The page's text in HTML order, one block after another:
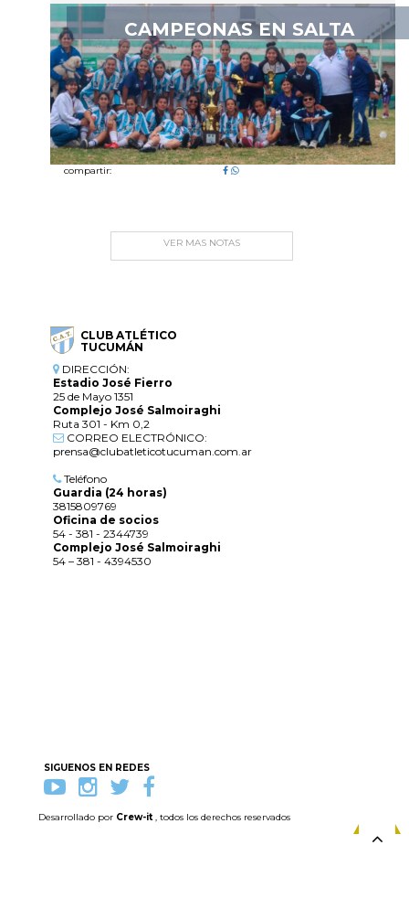
CAMPEONAS EN SALTA
compartir:
VER MAS NOTAS
CLUB ATLÉTICO
TUCUMÁN
DIRECCIÓN:
Estadio José Fierro
25 de Mayo 1351
Complejo José Salmoiraghi
Ruta 301 - Km 0,2
CORREO ELECTRÓNICO:
prensa@clubatleticotucuman.com.ar
Teléfono
Guardia (24 horas)
3815809769
Oficina de socios
54 - 381 - 2344739
Complejo José Salmoiraghi
54 – 381 - 4394530
SIGUENOS EN REDES
Desarrollado por Crew-it , todos los derechos reservados